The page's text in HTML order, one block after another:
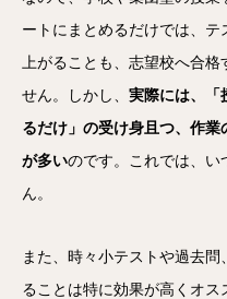
ートにまとめるだけでは、
上がることも、志望校へ合格
せん。しかし、 実際には、「
るだけ」の受け身且つ、作
が多いのです。これでは、い
ん。
また、時々小テストや過去
ることは特に効果が高くオス